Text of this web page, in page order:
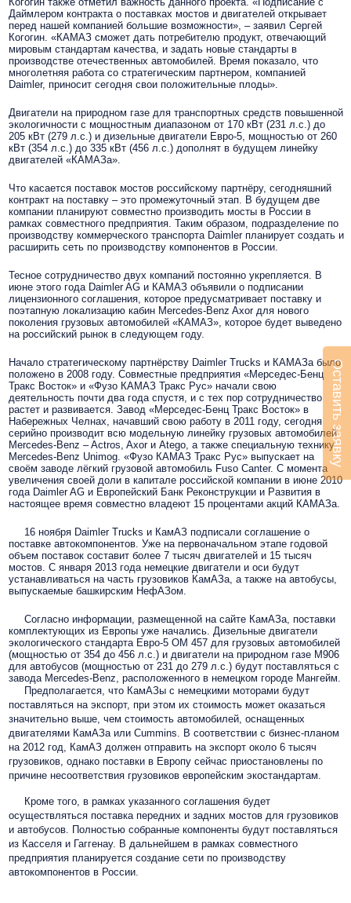
Даймлером контракта о поставках мостов и двигателей открывает
перед нашей компанией большие возможности», – заявил Сергей
Когогин. «КАМАЗ сможет дать потребителю продукт, отвечающий
мировым стандартам качества, и задать новые стандарты в
производстве отечественных автомобилей. Время показало, что
многолетняя работа со стратегическим партнером, компанией
Daimler, приносит сегодня свои положительные плоды».
Двигатели на природном газе для транспортных средств повышенной
экологичности с мощностным диапазоном от 170 кВт (231 л.с.) до
205 кВт (279 л.с.) и дизельные двигатели Евро-5, мощностью от 260
кВт (354 л.с.) до 335 кВт (456 л.с.) дополнят в будущем линейку
двигателей «КАМАЗа».
Что касается поставок мостов российскому партнёру, сегодняшний
контракт на поставку – это промежуточный этап. В будущем две
компании планируют совместно производить мосты в России в
рамках совместного предприятия. Таким образом, подразделение по
производству коммерческого транспорта Daimler планирует создать и
расширить сеть по производству компонентов в России.
Тесное сотрудничество двух компаний постоянно укрепляется. В
июне этого года Daimler AG и КАМАЗ объявили о подписании
лицензионного соглашения, которое предусматривает поставку и
поэтапную локализацию кабин Mercedes-Benz Axor для нового
поколения грузовых автомобилей «КАМАЗ», которое будет выведено
на российский рынок в следующем году.
Начало стратегическому партнёрству Daimler Trucks и КАМАЗа было
положено в 2008 году. Совместные предприятия «Мерседес-Бенц
Тракс Восток» и «Фузо КАМАЗ Тракс Рус» начали свою
деятельность почти два года спустя, и с тех пор сотрудничество
растет и развивается. Завод «Мерседес-Бенц Тракс Восток» в
Набережных Челнах, начавший свою работу в 2011 году, сегодня
серийно производит всю модельную линейку грузовых автомобилей
Mercedes-Benz – Actros, Axor и Atego, а также специальную технику
Mercedes-Benz Unimog. «Фузо КАМАЗ Тракс Рус» выпускает на
своём заводе лёгкий грузовой автомобиль Fuso Canter. С момента
увеличения своей доли в капитале российской компании в июне 2010
года Daimler AG и Европейский Банк Реконструкции и Развития в
настоящее время совместно владеют 15 процентами акций КАМАЗа.
16 ноября Daimler Trucks и КамАЗ подписали соглашение о
поставке автокомпонентов. Уже на первоначальном этапе годовой
объем поставок составит более 7 тысяч двигателей и 15 тысяч
мостов. С января 2013 года немецкие двигатели и оси будут
устанавливаться на часть грузовиков КамАЗа, а также на автобусы,
выпускаемые башкирским НефАЗом.
Согласно информации, размещенной на сайте КамАЗа, поставки
комплектующих из Европы уже начались. Дизельные двигатели
экологического стандарта Евро-5 ОМ 457 для грузовых автомобилей
(мощностью от 354 до 456 л.с.) и двигатели на природном газе М906
для автобусов (мощностью от 231 до 279 л.с.) будут поставляться с
завода Mercedes-Benz, расположенного в немецком городе Мангейм.
Предполагается, что КамАЗы с немецкими моторами будут
поставляться на экспорт, при этом их стоимость может оказаться
значительно выше, чем стоимость автомобилей, оснащенных
двигателями КамАЗа или Cummins. В соответствии с бизнес-планом
на 2012 год, КамАЗ должен отправить на экспорт около 6 тысяч
грузовиков, однако поставки в Европу сейчас приостановлены по
причине несоответствия грузовиков европейским экостандартам.
Кроме того, в рамках указанного соглашения будет
осуществляться поставка передних и задних мостов для грузовиков
и автобусов. Полностью собранные компоненты будут поставляться
из Касселя и Гаггенау. В дальнейшем в рамках совместного
предприятия планируется создание сети по производству
автокомпонентов в России.
Оставить заявку